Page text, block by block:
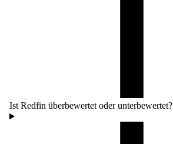
Ist Redfin überbewertet oder unterbewertet?